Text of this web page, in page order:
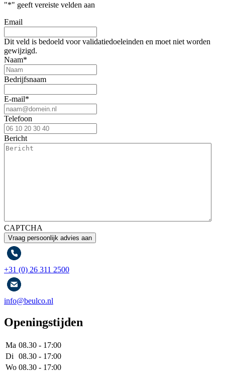
"*" geeft vereiste velden aan
Email
Dit veld is bedoeld voor validatiedoeleinden en moet niet worden
gewijzigd.
Naam*
Bedrijfsnaam
E-mail*
Telefoon
Bericht
CAPTCHA
+31 (0) 26 311 2500
info@beulco.nl
Openingstijden
Ma 08.30 - 17:00
Di
08.30 - 17:00
Wo 08.30 - 17:00